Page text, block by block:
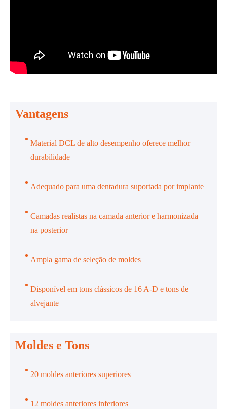
Vantagens
Material DCL de alto desempenho oferece melhor
durabilidade
Adequado para uma dentadura suportada por implante
Camadas realistas na camada anterior e harmonizada
na posterior
Ampla gama de seleção de moldes
Disponível em tons clássicos de 16 A-D e tons de
alvejante
Moldes e Tons
20 moldes anteriores superiores
12 moldes anteriores inferiores